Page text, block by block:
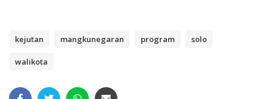
kejutan mangkunegaran program solo
walikota